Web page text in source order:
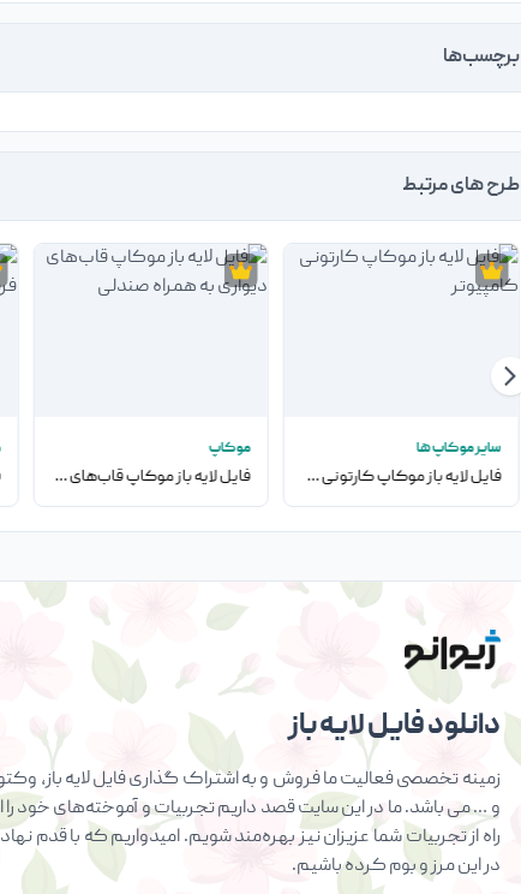
برچسب‌ها
طرح های مرتبط
سایر موکاپ ها
فایل لایه باز موکاپ کارتونی کامپیوتر
موکاپ
فایل لایه باز موکاپ قاب‌های دیواری به همراه صندلی
دانلود فایل لایه باز
زمینه تخصصی فعالیت ما فروش و به اشتراک گذاری فایل لایه باز،
و … می باشد. ما در این سایت قصد داریم تجربیات و آموخته‌های خود را
راه از تجربیات شما عزیزان نیز بهره‌مند شویم. امیدواریم که با
در این مرز و بوم کرده باشیم.